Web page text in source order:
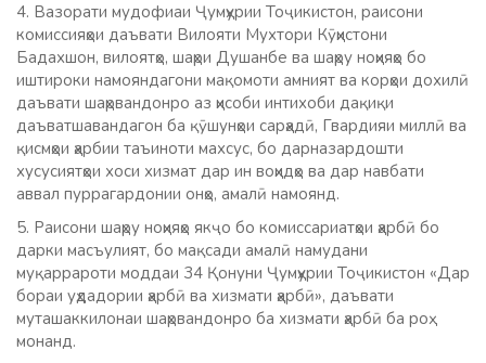
4. Вазорати мудофиаи Ҷумҳурии Тоҷикистон, раисони
комиссияҳои даъвати Вилояти Мухтори Кӯҳистони
Бадахшон, вилоятҳо, шаҳри Душанбе ва шаҳру ноҳияҳо бо
иштироки намояндагони мақомоти амният ва корҳои дохилӣ
даъвати шаҳрвандонро аз ҳисоби интихоби дақиқи
даъватшавандагон ба қӯшунҳои сарҳадӣ, Гвардияи миллӣ ва
қисмҳои ҳарбии таъиноти махсус, бо дарназардошти
хусусиятҳои хоси хизмат дар ин воҳидҳо ва дар навбати
аввал пуррагардонии онҳо, амалӣ намоянд.
5. Раисони шаҳру ноҳияҳо якҷо бо комиссариатҳои ҳарбӣ бо
дарки масъулият, бо мақсади амалӣ намудани
муқаррароти моддаи 34 Қонуни Ҷумҳурии Тоҷикистон «Дар
бораи уҳдадории ҳарбӣ ва хизмати ҳарбӣ», даъвати
муташаккилонаи шаҳрвандонро ба хизмати ҳарбӣ ба роҳ
монанд.